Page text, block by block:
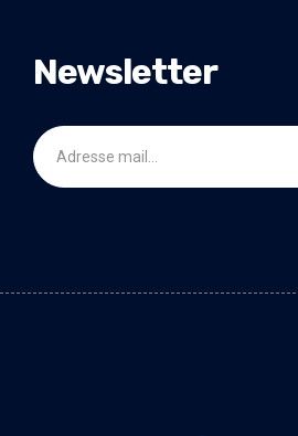
Newsletter